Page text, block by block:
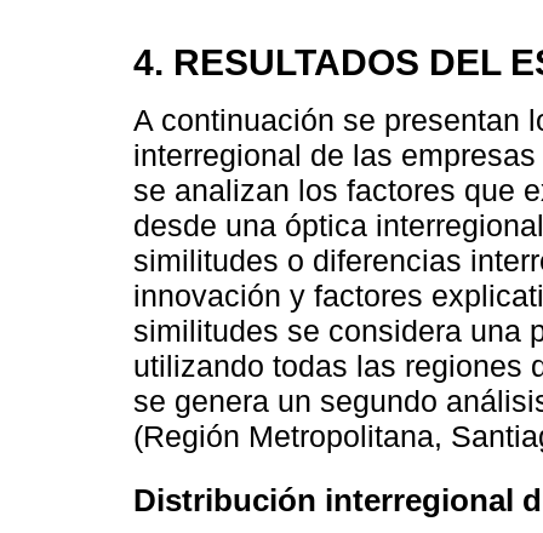
4. RESULTADOS DEL
A continuación se presentan
interregional de las
se analizan los factores que
desde una óptica
similitudes o diferencias
innovación y factores
similitudes se considera una
utilizando todas las regiones
se genera un segundo
(Región Metropolitana,
Distribución interregional